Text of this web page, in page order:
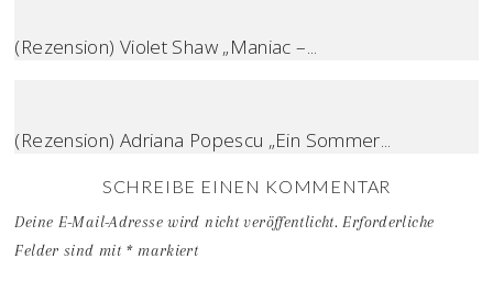
(Rezension) Violet Shaw „Maniac –...
(Rezension) Adriana Popescu „Ein Sommer...
SCHREIBE EINEN KOMMENTAR
Deine E-Mail-Adresse wird nicht veröffentlicht. Erforderliche
Felder sind mit *markiert